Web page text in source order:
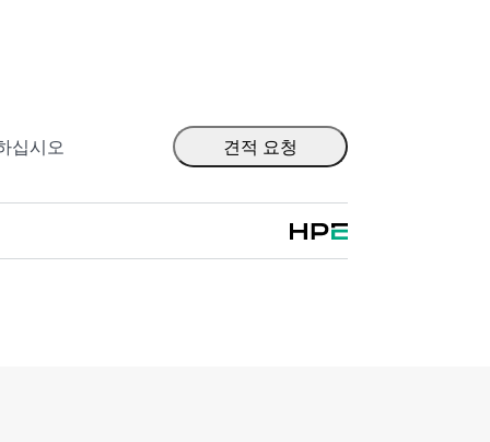
서 애플리케이션과 데이터를 원활하게
다.
십시오 견적 요청